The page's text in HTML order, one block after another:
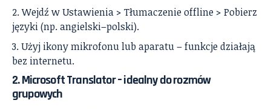
Wejdź w Ustawienia > Tłumaczenie offline > Pobierz
języki (np. angielski–polski).
Użyj ikony mikrofonu lub aparatu – funkcje działają
bez internetu.
2.Microsoft Translator– idealny do rozmów
grupowych